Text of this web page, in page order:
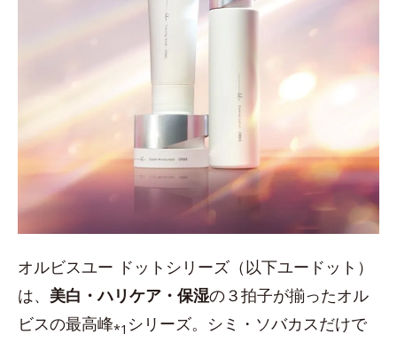
オルビスユー ドットシリーズ（以下ユードット）
は、 美白・ハリケア・保湿の３拍子が揃ったオル
ビスの最高峰*1 シリーズ。シミ・ソバカスだけで